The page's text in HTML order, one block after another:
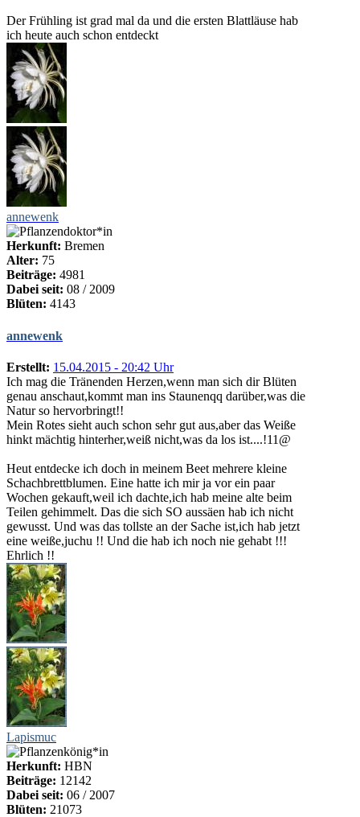
Der Frühling ist grad mal da und die ersten Blattläuse hab
ich heute auch schon entdeckt
annewenk
Herkunft: Bremen
Alter: 75
Beiträge: 4981
Dabei seit: 08 / 2009
Blüten: 4143
annewenk
Erstellt: 15.04.2015 - 20:42 Uhr
Ich mag die Tränenden Herzen,wenn man sich dir Blüten
genau anschaut,kommt man ins Staunenqq darüber,was die
Natur so hervorbringt!!
Mein Rotes sieht auch schon sehr gut aus,aber das Weiße
hinkt mächtig hinterher,weiß nicht,was da los ist....!11@
Heut entdecke ich doch in meinem Beet mehrere kleine
Schachbrettblumen. Eine hatte ich mir ja vor ein paar
Wochen gekauft,weil ich dachte,ich hab meine alte beim
Teilen gehimmelt. Das die sich SO aussäen hab ich nicht
gewusst. Und was das tollste an der Sache ist,ich hab jetzt
eine weiße,juchu !! Und die hab ich noch nie gehabt !!!
Ehrlich !!
Lapismuc
Herkunft: HBN
Beiträge: 12142
Dabei seit: 06 / 2007
Blüten: 21073